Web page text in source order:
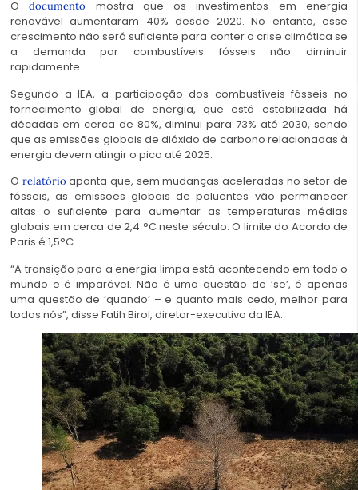
Odocumento
mostra que os investimentos em energia
renovável aumentaram 40% desde 2020. No entanto, esse
crescimento não será suficiente para conter a crise climática se
a demanda por combustíveis fósseis não diminuir
rapidamente.
Segundo a IEA, a participação dos combustíveis fósseis no
fornecimento global de energia, que está estabilizada há
décadas em cerca de 80%, diminui para 73% até 2030, sendo
que as emissões globais de dióxido de carbono relacionadas à
energia devem atingir o pico até 2025.
O relatório aponta que, sem mudanças aceleradas no setor de
fósseis, as emissões globais de poluentes vão permanecer
altas o suficiente para aumentar as temperaturas médias
globais em cerca de 2,4 °C neste século. O limite do Acordo de
Paris é 1,5°C.
“A transição para a energia limpa está acontecendo em todo o
mundo e é imparável. Não é uma questão de ‘se’, é apenas
uma questão de ‘quando’ – e quanto mais cedo, melhor para
todos nós”, disse Fatih Birol, diretor-executivo da IEA.